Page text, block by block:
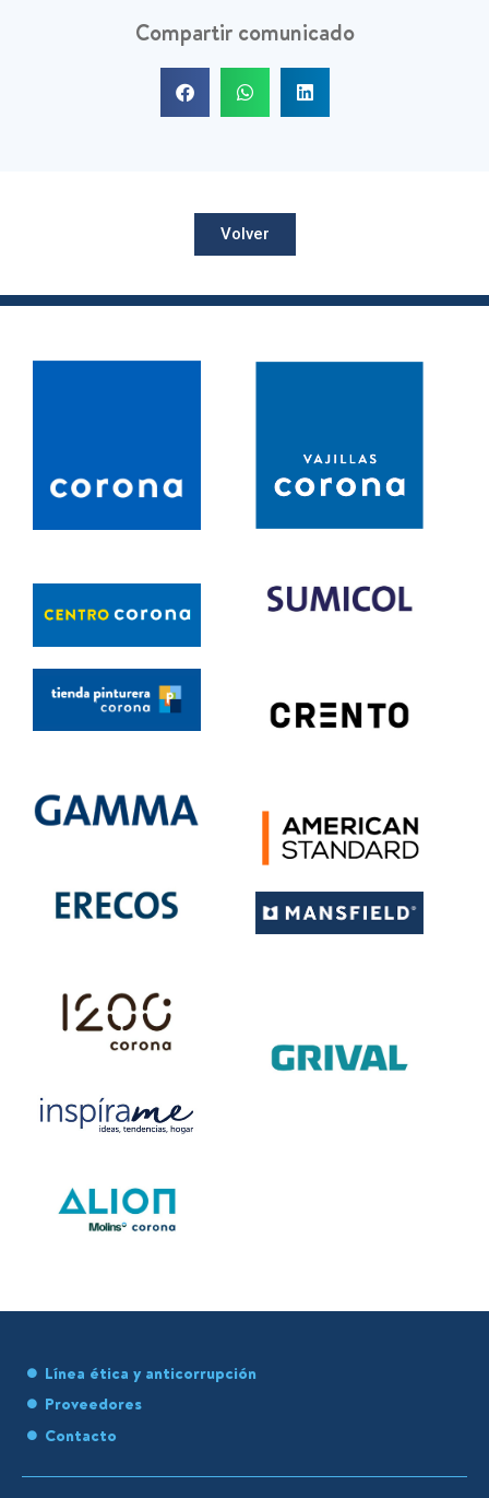
Compartir comunicado
Volver
Línea ética y anticorrupción
Proveedores
Contacto